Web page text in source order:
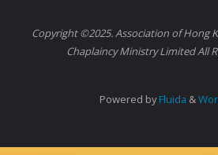
Copyright ©2025. Association of Hong
Chaplaincy Ministry Limited All
Powered byFluida &